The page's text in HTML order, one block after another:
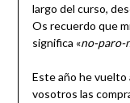
largo del curso,
Os recuerdo que
significa «no-paro-
Este año he
vosotros las